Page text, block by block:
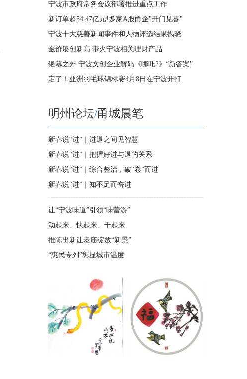
宁波市政府常务会议部署推进重点工作
新订单超54.47亿元!多家A股甬企"开门见喜"
宁波十大慈善新闻事件和人物评选结果揭晓
金价屡创新高 带火宁波相关理财产品
银幕之外 宁波文创企业解码《哪吒2》“新答案”
定了！亚洲羽毛球锦标赛4月8日在宁波开打
明州论坛/甬城晨笔
新春说“进”｜进退之间见智慧
新春说“进”｜把握好进与退的关系
新春说“进”｜综合整治，破“卷”而进
新春说“进”｜知不足而奋进
让“宁波味道”引领“味蕾游”
动起来、快起来、干起来
推陈出新让老庙绽放“新景”
“惠民专列”彰显城市温度